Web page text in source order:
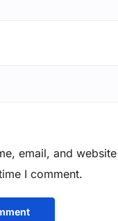
email, and
I comment.